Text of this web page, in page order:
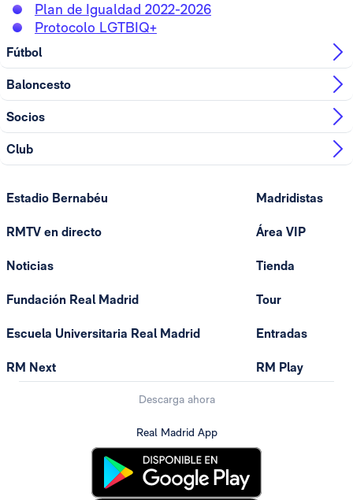
Plan de Igualdad 2022-2026
Protocolo LGTBIQ+
Fútbol
Baloncesto
Socios
Club
Estadio Bernabéu
RMTV en directo
Noticias
Fundación Real Madrid
Escuela Universitaria Real Madrid
RM Next
Madridistas
Área VIP
Tienda
Tour
Entradas
RM Play
Descarga ahora
Real Madrid App